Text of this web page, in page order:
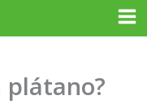
plátano?